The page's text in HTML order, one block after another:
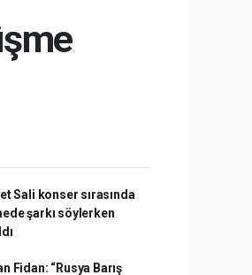
Sali konser sırasında
şarkı söylerken
Fidan: “Rusya Barış